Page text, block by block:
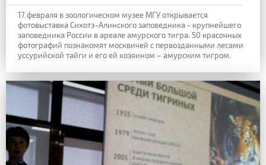
17 февраля в зоологическом музее МГУ открывается
фотовыставка Сихотэ-Алинского заповедника - крупнейшего
заповедника России в ареале амурского тигра. 50 красочных
фотографий познакомят москвичей с первозданными лесами
уссурийской тайги и его ей хозяином – амурским тигром.